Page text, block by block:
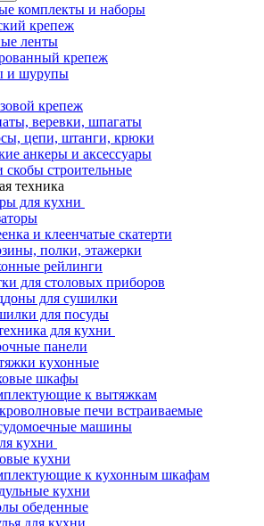
комплекты и наборы
крепеж
ленты
крепеж
и шурупы
крепеж
веревки, шпагаты
цепи, штанги, крюки
анкеры и аксессуары
строительные
техника
для кухни
и клеенчатые скатерти
полки, этажерки
рейлинги
для столовых приборов
для сушилки
для посуды
для кухни
панели
кухонные
шкафы
к вытяжкам
печи встраиваемые
машины
кухни
кухни
к кухонным шкафам
кухни
обеденные
для кухни